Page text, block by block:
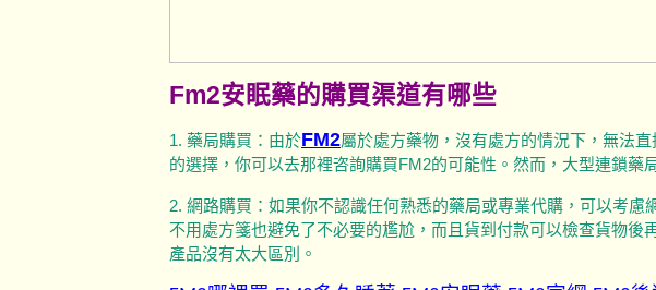
Fm2安眠藥的購買渠道有哪些
1. 藥局購買：由於FM2屬於處方藥物，沒有處方的情況下，無法
的選擇，你可以去那裡咨詢購買FM2的可能性。然而，大型連鎖
2. 網路購買：如果你不認識任何熟悉的藥局或專業代購，可以考
不用處方箋也避免了不必要的尷尬，而且貨到付款可以檢查貨物
產品沒有太大區別。